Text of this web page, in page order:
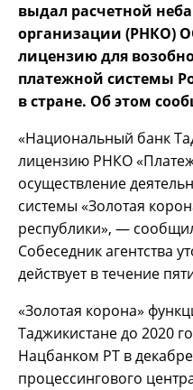
выдал расчетной
организации (РНКО)
лицензию для
платежной системы
в стране. Об этом
«Национальный банк
лицензию РНКО
осуществление
системы «Золотая
республики», —
Собеседник агентства
действует в течение
«Золотая корона»
Таджикистане до 2020
Нацбанком РТ в
процессингового